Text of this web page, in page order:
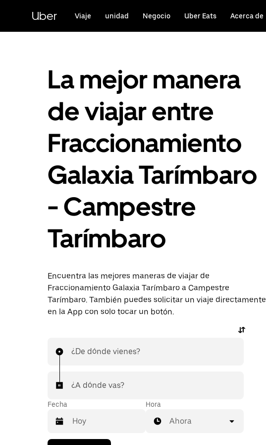
contenido
principal
Uber Viaje unidad Negocio Uber Eats Acerca de
La mejor manera
de viajar entre
Fraccionamiento
Galaxia Tarímbaro
- Campestre
Tarímbaro
Encuentra las mejores maneras de viajar de
Fraccionamiento Galaxia Tarímbaro a Campestre
Tarímbaro. También puedes solicitar un viaje directamente
en la App con solo tocar un botón.
¿De dónde vienes?
¿A dónde vas?
Fecha Hora
Ahora